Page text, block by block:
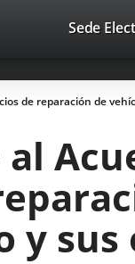
con nosotros
Sede
de reparación de
sus